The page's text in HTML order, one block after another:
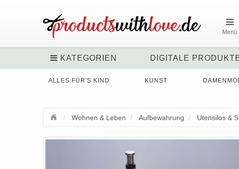
Menü
KATEGORIEN DIGITALE
ALLES FÜR'S KIND KUNST
Wohnen & Leben Aufbewahrung Utensilos &